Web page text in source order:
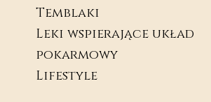
Temblaki
Leki wspierające układ
pokarmowy
Lifestyle